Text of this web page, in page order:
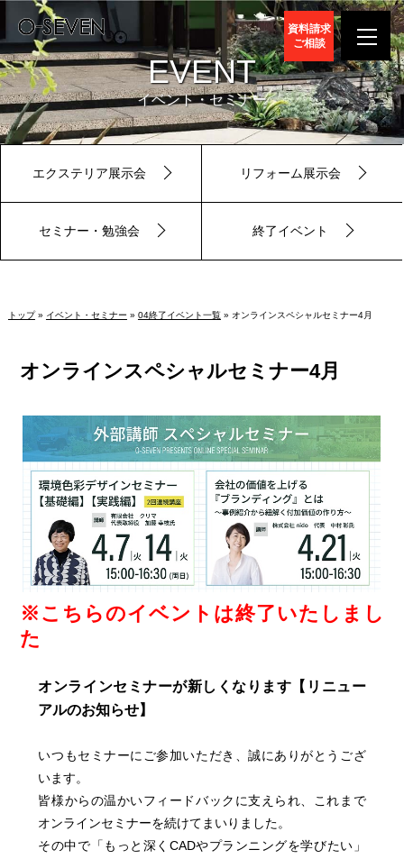
資料請求
ご相談
EVENT
イベント・セミナー
エクステリア展示会 リフォーム展示会
セミナー・勉強会 終了イベント
トップ» イベント・セミナー » 04終了イベント一覧» オンラインスペシャルセミナー4月
オンラインスペシャルセミナー4月
※こちらのイベントは終了いたしまし
た
オンラインセミナーが新しくなります【リニュー
アルのお知らせ】
いつもセミナーにご参加いただき、誠にありがとうござ
います。
皆様からの温かいフィードバックに支えられ、これまで
オンラインセミナーを続けてまいりました。
その中で「もっと深くCADやプランニングを学びたい」